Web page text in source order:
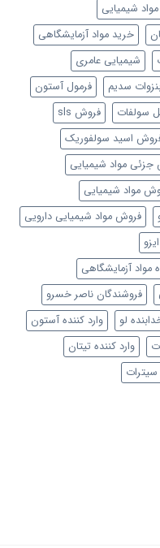
شیمیایی
خرید مواد آزمایشگاهی
شیمیایی عامری
سدیم
فرمول آستون
سولفات
فروش sls
اسید سولفوریک
مواد شیمیایی
مواد شیمیایی
فروش مواد شیمیایی دارویی
مواد آزمایشگاهی
فروشندگان ناصر خسرو
لو
وارد کننده آستون
وارد کننده تیتان
سیترات